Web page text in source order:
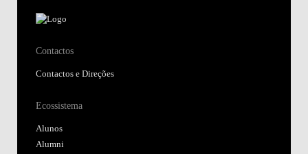
Contactos
Contactos e Direções
Ecossistema
Alunos
Alumni